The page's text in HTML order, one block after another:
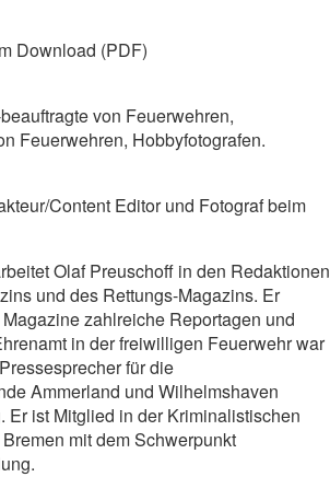
Download (PDF)
von Feuerwehren,
Feuerwehren, Hobbyfotografen.
Content Editor und Fotograf beim
Olaf Preuschoff in den Redaktionen
und des Rettungs-Magazins. Er
zahlreiche Reportagen und
in der freiwilligen Feuerwehr war
für die
Ammerland und Wilhelmshaven
Er ist Mitglied in der Kriminalistischen
mit dem Schwerpunkt